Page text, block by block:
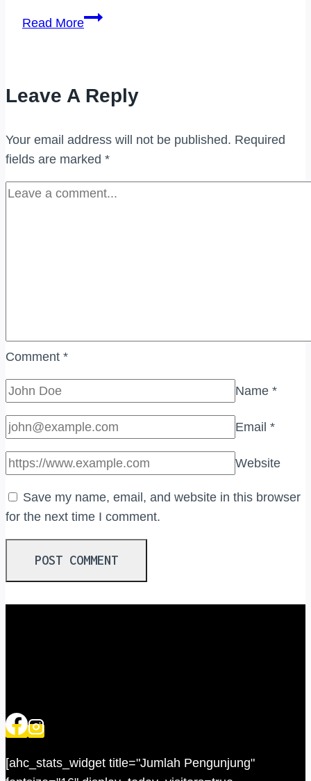
Read MorePEMBELI
BUKIT
Leave A Reply
Your email address will not be published. Required
fields are marked *
Comment *
Name *
Email *
Website
Save my name, email, and website in this browser
for the next time I comment.
[ahc_stats_widget title="Jumlah Pengunjung"